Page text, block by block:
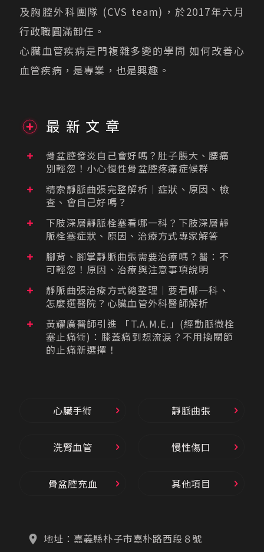
及胸腔外科團隊 (CVS team)，於2017年六月
行政職圓滿卸任。
心臟血管疾病是門複雜多變的學問 如何改善心
血管疾病，是專業，也是興趣。
最新文章
骨盆腔發炎自己會好嗎？肚子脹大、腰痛
別輕忽！小心慢性骨盆腔疼痛症候群
精索靜脈曲張完整解析｜症狀、原因、檢
查、會自己好嗎？
下肢深層靜脈栓塞看哪一科？下肢深層靜
脈栓塞症狀、原因、治療方式專家解答
腳背、腳掌靜脈曲張需要治療嗎？醫：不
可輕忽！原因、治療與注意事項說明
靜脈曲張治療方式總整理｜要看哪一科、
怎麼選醫院？心臟血管外科醫師解析
黃耀廣醫師引進 「T.A.M.E.」(經動脈微栓
塞止痛術)：膝蓋痛到想流淚？不用換關節
的止痛新選擇！
心臟手術 靜脈曲張
洗腎血管 慢性傷口
骨盆腔充血 其他項目
地址： 嘉義縣朴子市嘉朴路西段８號